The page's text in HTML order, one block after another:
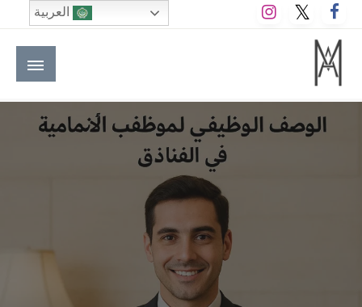
التخطي
إلى
المحتوى
M A hotels | إم ايه هوتيلز
الموقع الأول للعاملين في الفنادق في العالم العربي
العربية